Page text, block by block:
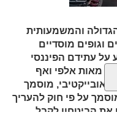
והמשמעותית
וגופים מוסדיים
עתידם הפיננסי
מאות אלפי ואף
אובייקטיבי, מוסמך
על פי חוק להעריך
את הביטחון לקבל